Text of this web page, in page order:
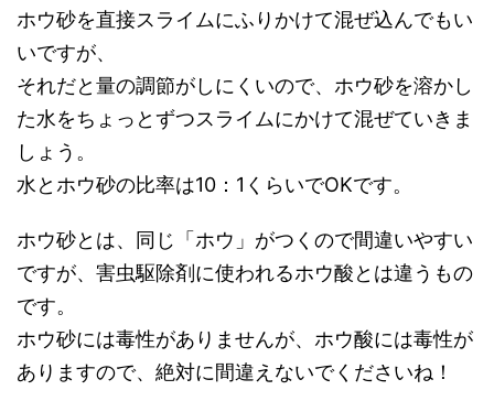
ホウ砂を直接スライムにふりかけて混ぜ込んでもい
いですが、
それだと量の調節がしにくいので、ホウ砂を溶かし
た水をちょっとずつスライムにかけて混ぜていきま
しょう。
水とホウ砂の比率は10：1くらいでOKです。
ホウ砂とは、同じ「ホウ」がつくので間違いやすい
ですが、害虫駆除剤に使われるホウ酸とは違うもの
です。
ホウ砂には毒性がありませんが、ホウ酸には毒性が
ありますので、絶対に間違えないでくださいね！